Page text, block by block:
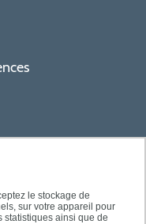
le stockage de
sur votre appareil pour
statistiques ainsi que de